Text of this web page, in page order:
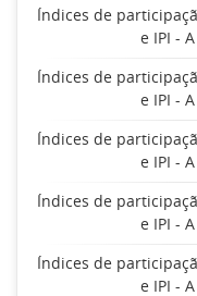
Índices de
e IPI -
Índices de
e IPI -
Índices de
e IPI -
Índices de
e IPI -
Índices de
e IPI -